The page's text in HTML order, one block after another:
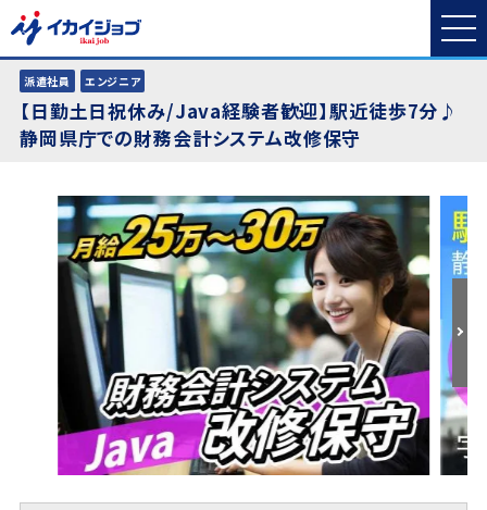
派遣社員 エンジニア
【日勤土日祝休み/Java経験者歓迎】駅近徒歩7分♪
静岡県庁での財務会計システム改修保守